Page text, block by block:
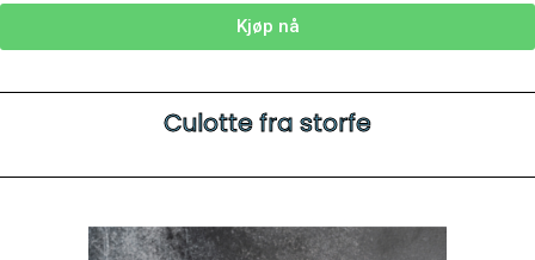
Kjøp nå
Culotte fra storfe